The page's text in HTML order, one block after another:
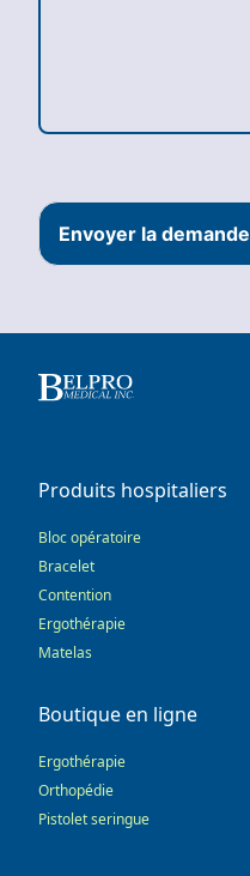
Envoyer la demande
Produits hospitaliers
Bloc opératoire
Bracelet
Contention
Ergothérapie
Matelas
Boutique en ligne
Ergothérapie
Orthopédie
Pistolet seringue